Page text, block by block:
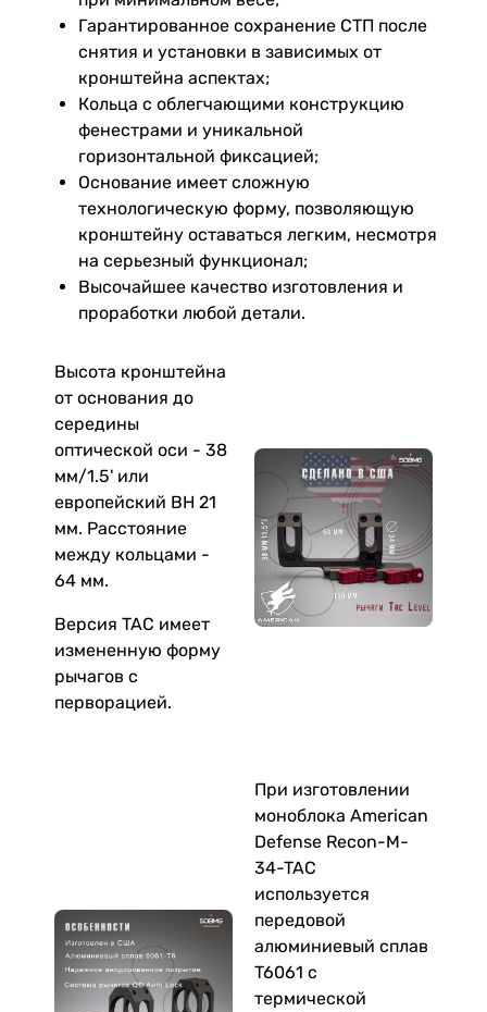
Гарантированное сохранение СТП после
снятия и установки в зависимых от
кронштейна аспектах;
Кольца с облегчающими конструкцию
фенестрами и уникальной
горизонтальной фиксацией;
Основание имеет сложную
технологическую форму, позволяющую
кронштейну оставаться легким, несмотря
на серьезный функционал;
Высочайшее качество изготовления и
проработки любой детали.
Высота кронштейна
от основания до
середины
оптической оси - 38
мм/1.5' или
европейский BH 21
мм. Расстояние
между кольцами -
64 мм.
Версия TAC имеет
измененную форму
рычагов с
перворацией.
При изготовлении
моноблока American
Defense Recon-M-
34-TAC
используется
передовой
алюминиевый сплав
T6061 с
термической